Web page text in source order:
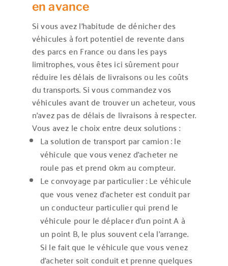
en avance
Si vous avez l’habitude de dénicher des
véhicules à fort potentiel de revente dans
des parcs en France ou dans les pays
limitrophes, vous êtes ici sûrement pour
réduire les délais de livraisons ou les coûts
du transports. Si vous commandez vos
véhicules avant de trouver un acheteur, vous
n’avez pas de délais de livraisons à respecter.
Vous avez le choix entre deux solutions :
La solution de transport par camion : le
véhicule que vous venez d’acheter ne
roule pas et prend 0km au compteur.
Le convoyage par particulier : Le véhicule
que vous venez d’acheter est conduit par
un conducteur particulier qui prend le
véhicule pour le déplacer d’un point A à
un point B, le plus souvent cela l’arrange.
Si le fait que le véhicule que vous venez
d’acheter soit conduit et prenne quelques